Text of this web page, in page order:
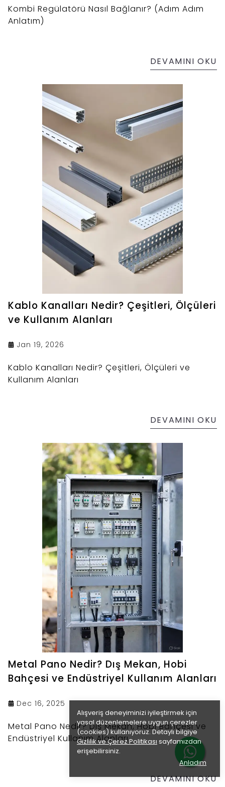
Alışveriş deneyiminizi iyileştirmek için
yasal düzenlemelere uygun çerezler
(cookies) kullanıyoruz. Detaylı bilgiye
Gizlilik ve Çerez Politikası sayfamızdan
erişebilirsiniz.
Anladım
Kombi Regülatörü Nasıl Bağlanır? (Adım Adım
Anlatım)
DEVAMINI OKU
Kablo Kanalları Nedir? Çeşitleri, Ölçüleri
ve Kullanım Alanları
Jan 19, 2026
Kablo Kanalları Nedir? Çeşitleri, Ölçüleri ve
Kullanım Alanları
DEVAMINI OKU
Metal Pano Nedir? Dış Mekan, Hobi
Bahçesi ve Endüstriyel Kullanım Alanları
Dec 16, 2025
Metal Pano Nedir? Dış Mekan, Hobi Bahçesi ve
Endüstriyel Kullanım Alanları
DEVAMINI OKU